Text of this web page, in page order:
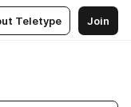
Teletype Join